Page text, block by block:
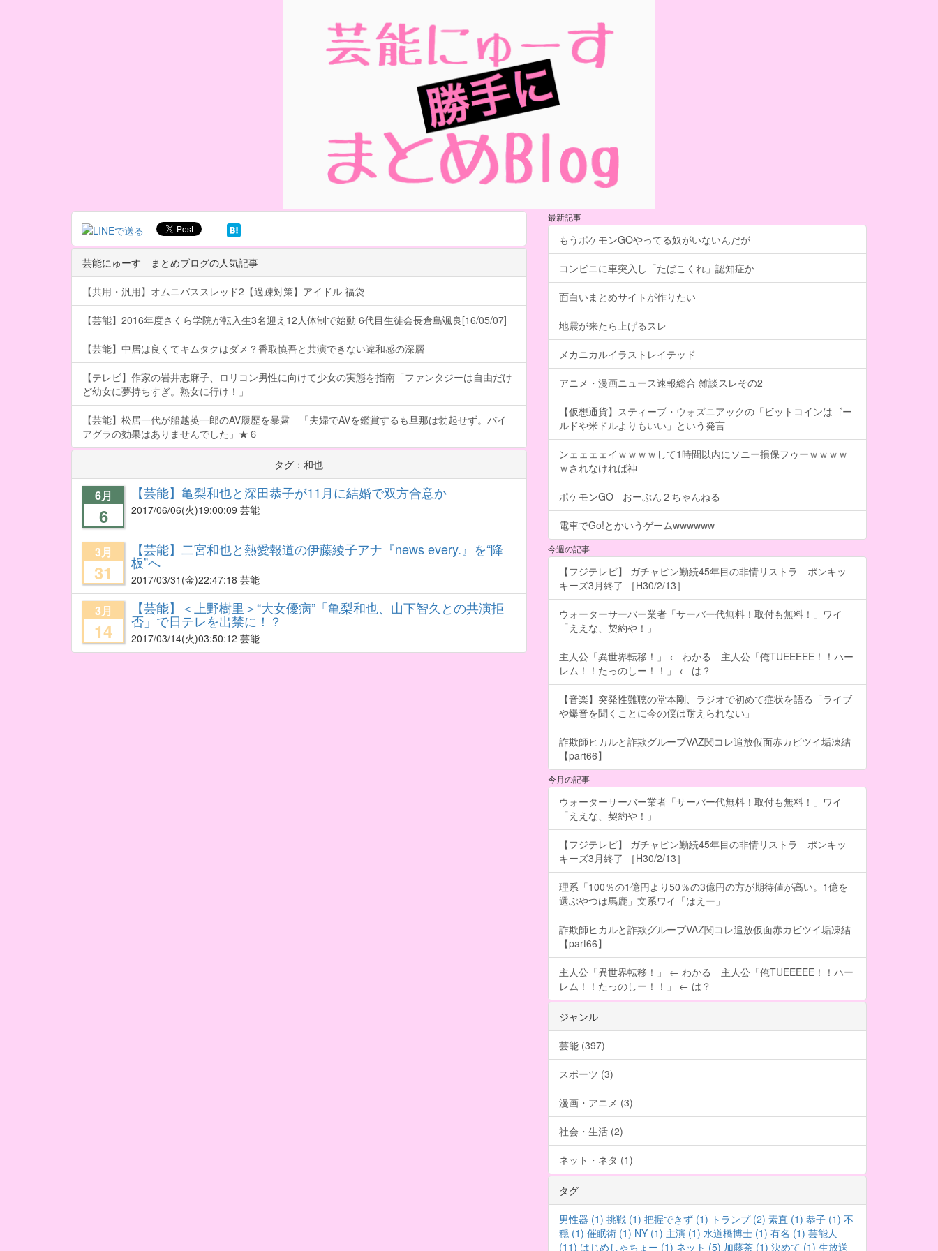
芸能にゅーす まとめブログの人気記事
【共用・汎用】オムニバススレッド2【過疎対策】アイドル 福袋
【芸能】2016年度さくら学院が転入生3名迎え12人体制で始動 6代目生徒会長倉島颯良[16/05/07]
【芸能】中居は良くてキムタクはダメ？香取慎吾と共演できない違和感の深層
【テレビ】作家の岩井志麻子、ロリコン男性に向けて少女の実態を指南「ファンタジーは自由だけ
ど幼女に夢持ちすぎ。熟女に行け！」
【芸能】松居一代が船越英一郎のAV履歴を暴露 「夫婦でAVを鑑賞するも旦那は勃起せず。バイ
アグラの効果はありませんでした」★６
タグ：和也
6月
6
【芸能】亀梨和也と深田恭子が11月に結婚で双方合意か
2017/06/06(火)19:00:09 芸能
3月
31
【芸能】二宮和也と熱愛報道の伊藤綾子アナ『news every.』を“降
板”へ
2017/03/31 (金)22:47:18 芸能
3月
14
【芸能】＜上野樹里＞“大女優病”「亀梨和也、山下智久との共演拒
否」で日テレを出禁に！？
2017/03/14(火)03:50:12 芸能
最新記事
もうポケモンGOやってる奴がいないんだが
コンビニに車突入し「たばこくれ」認知症か
面白いまとめサイトが作りたい
地震が来たら上げるスレ
メカニカルイラストレイテッド
アニメ・漫画ニュース速報総合 雑談スレその2
【仮想通貨】スティーブ・ウォズニアックの「ビットコインはゴー
ルドや米ドルよりもいい」という発言
ンェェェェイｗｗｗｗして1時間以内にソニー損保フゥーｗｗｗｗ
ｗされなければ神
ポケモンGO - おーぷん２ちゃんねる
電車でGo!とかいうゲームwwwwww
今週の記事
【フジテレビ】 ガチャピン勤続45年目の非情リストラ ポンキッ
キーズ3月終了 ［H30/2/13］
ウォーターサーバー業者「サーバー代無料！取付も無料！」ワイ
「ええな、契約や！」
主人公「異世界転移！」 ← わかる 主人公「俺TUEEEEE！！ハー
レム！！たっのしー！！」 ← は？
【音楽】突発性難聴の堂本剛、ラジオで初めて症状を語る「ライブ
や爆音を聞くことに今の僕は耐えられない」
詐欺師ヒカルと詐欺グループVAZ関コレ追放仮面赤カビツイ垢凍結
【part66】
今月の記事
ウォーターサーバー業者「サーバー代無料！取付も無料！」ワイ
「ええな、契約や！」
【フジテレビ】 ガチャピン勤続45年目の非情リストラ ポンキッ
キーズ3月終了 ［H30/2/13］
理系「100％の1億円より50％の3億円の方が期待値が高い。1億を
選ぶやつは馬鹿」文系ワイ「はえー」
詐欺師ヒカルと詐欺グループVAZ関コレ追放仮面赤カビツイ垢凍結
【part66】
主人公「異世界転移！」 ← わかる 主人公「俺TUEEEEE！！ハー
レム！！たっのしー！！」 ← は？
ジャンル
芸能 (397)
スポーツ (3)
漫画・アニメ (3)
社会・生活 (2)
ネット・ネタ (1)
タグ
男性器 (1) 挑戦 (1) 把握できず (1) トランプ (2) 素直 (1) 恭子 (1) 不
穏 (1) 催眠術 (1) NY (1) 主演 (1) 水道橋博士 (1) 有名 (1) 芸能人
(11) はじめしゃちょー (1) ネット (5) 加藤茶 (1) 決めて (1) 生放送